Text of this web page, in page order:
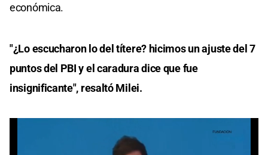
económica.
"¿Lo escucharon lo del títere? hicimos un ajuste del 7
puntos del PBI y el caradura dice que fue
insignificante", resaltó Milei.